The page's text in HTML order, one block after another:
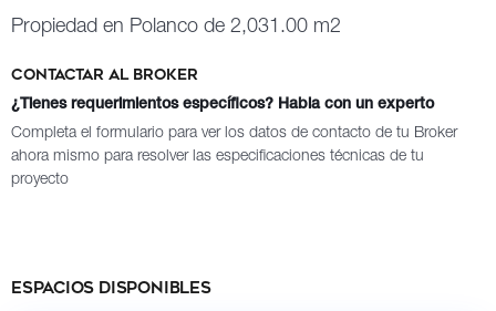
Propiedad en Polanco de 2,031.00 m2
Contactar al broker
¿Tienes requerimientos específicos? Habla con un experto
Completa el formulario para ver los datos de contacto de tu Broker
ahora mismo para resolver las especificaciones técnicas de tu
proyecto
Espacios disponibles